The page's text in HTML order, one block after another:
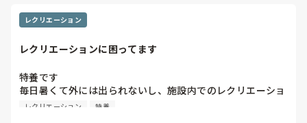
レクリエーション
レクリエーションに困ってます
特養です
毎日暑くて外には出られないし、施設内でのレクリエーショ
ンはどんな事をされてますか？
レクリエーション 特養